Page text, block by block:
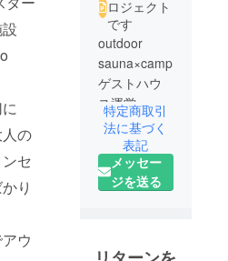
人の
セ
り
ウ
ロジェクト
です
outdoor
sauna×camp
ゲストハウ
ス運営、木
工工房
特定商取引
法に基づく
表記
メッセー
ジを送る